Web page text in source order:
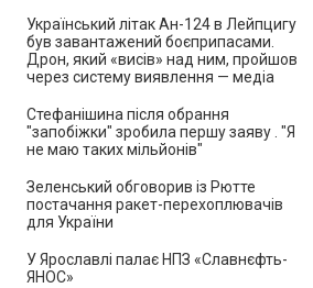
Український літак Ан-124 в Лейпцигу
був завантажений боєприпасами.
Дрон, який «висів» над ним, пройшов
через систему виявлення — медіа
Стефанішина після обрання
"запобіжки" зробила першу заяву . "Я
не маю таких мільйонів"
Зеленський обговорив із Рютте
постачання ракет-перехоплювачів
для України
У Ярославлі палає НПЗ «Славнєфть-
ЯНОС»